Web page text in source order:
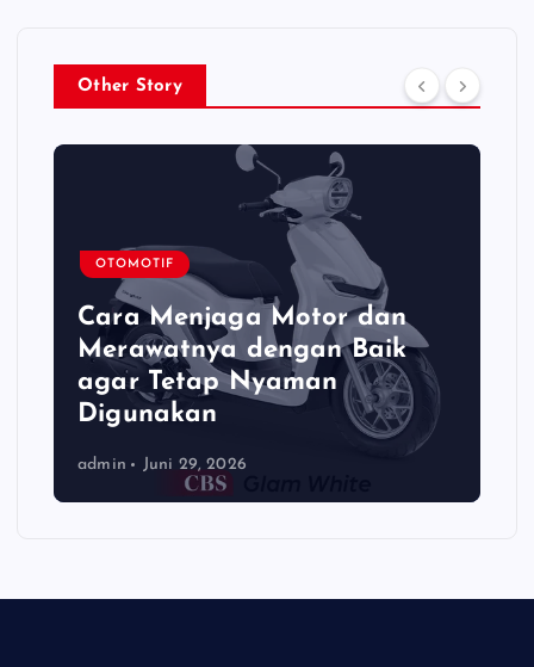
Other Story
OTOMOTIF
Cara Menjaga Motor dan
Merawatnya dengan Baik
agar Tetap Nyaman
Digunakan
admin Juni 29, 2026